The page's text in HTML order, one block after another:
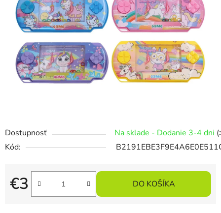
Dostupnosť Na sklade - Dodanie 3-4 dni
Kód:
€3
Jednotková cena:
DO KOŠÍKA